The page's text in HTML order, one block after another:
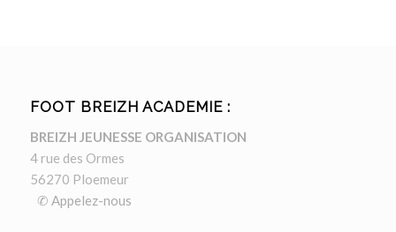
FOOT BREIZH ACADEMIE :
BREIZH JEUNESSE ORGANISATION
4 rue des Ormes
56270 Ploemeur
✆ Appelez-nous